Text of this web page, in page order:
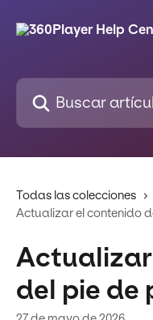
Buscar artículos...
Todas las colecciones
Actualizar el contenido
del pie de